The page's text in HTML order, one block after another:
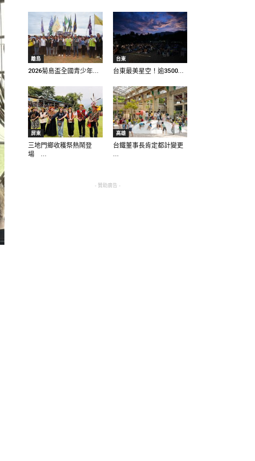
離島
2026菊島盃全國青少年...
台東
台東最美星空！逾3500...
屏東
三地門鄉收穫祭熱鬧登
場 ...
高雄
台鐵董事長肯定都計變更
...
- 贊助廣告 -